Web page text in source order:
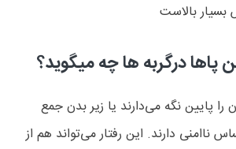
بالاست
پاها درگربه ها چه میگوید؟
را پایین نگه می‌دارند یا زیر بدن جمع
ناامنی دارند. این رفتار می‌تواند هم از